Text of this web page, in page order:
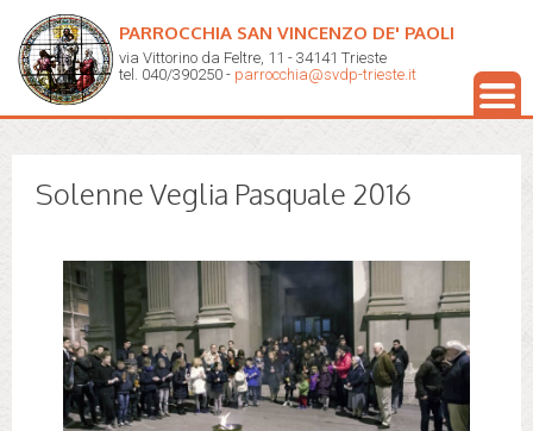
PARROCCHIA SAN VINCENZO DE' PAOLI
via Vittorino da Feltre, 11 - 34141 Trieste
tel. 040/390250 - parrocchia@svdp-trieste.it
Solenne Veglia Pasquale 2016